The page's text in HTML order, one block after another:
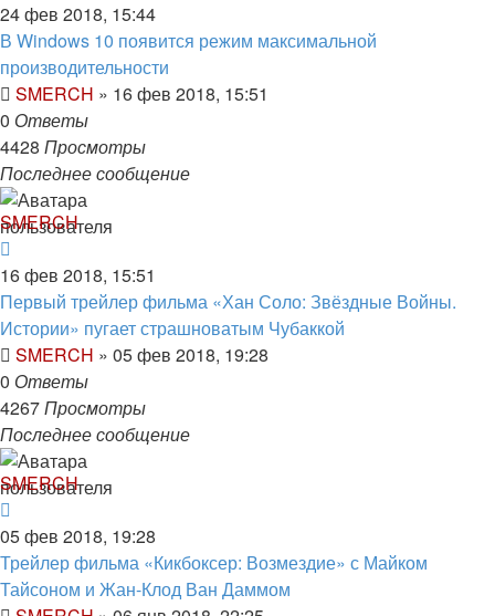
24 фев 2018, 15:44
В Windows 10 появится режим максимальной
производительности
SMERCH » 16 фев 2018, 15:51
0 Ответы
4428 Просмотры
Последнее сообщение
SMERCH
16 фев 2018, 15:51
Первый трейлер фильма «Хан Соло: Звёздные Войны.
Истории» пугает страшноватым Чубаккой
SMERCH » 05 фев 2018, 19:28
0 Ответы
4267Просмотры
Последнее сообщение
SMERCH
05 фев 2018, 19:28
Трейлер фильма «Кикбоксер: Возмездие» с Майком
Тайсоном и Жан-Клод Ван Даммом